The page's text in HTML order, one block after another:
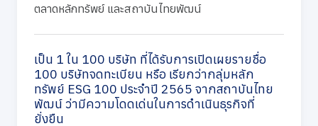
ตลาดหลักทรัพย์ และสถาบันไทยพัฒน์
เป็น 1 ใน 100 บริษัท ที่ได้รับการเปิดเผยรายชื่อ
100 บริษัทจดทะเบียน หรือ เรียกว่ากลุ่มหลัก
ทรัพย์ ESG 100 ประจำปี 2565 จากสถาบันไทย
พัฒน์ ว่ามีความโดดเด่นในการดำเนินธุรกิจที่
ยั่งยืน